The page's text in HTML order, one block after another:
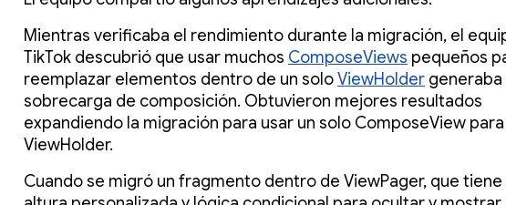
Mientras verificaba el rendimiento durante la migración, el
TikTok descubrió que usar muchos ComposeViews pequeños
reemplazar elementos dentro de un soloViewHolder generaba
sobrecarga de composición. Obtuvieron mejores resultados
expandiendo la migración para usar un solo ComposeView
ViewHolder.
Cuando se migró un fragmento dentro de ViewPager, que